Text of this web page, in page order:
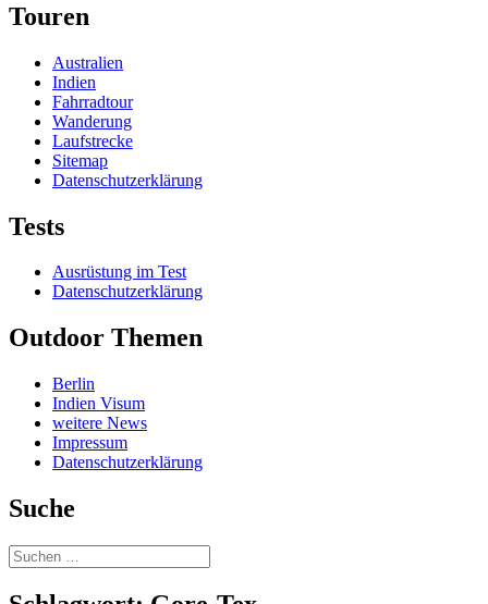
Touren
Australien
Indien
Fahrradtour
Wanderung
Laufstrecke
Sitemap
Datenschutzerklärung
Tests
Ausrüstung im Test
Datenschutzerklärung
Outdoor Themen
Berlin
Indien Visum
weitere News
Impressum
Datenschutzerklärung
Suche
Suchen
nach: